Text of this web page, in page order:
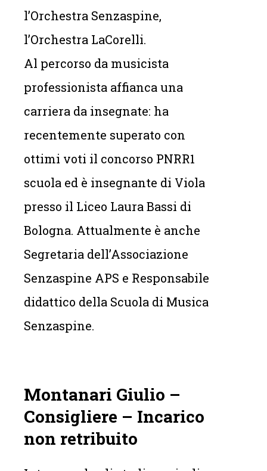
l’Orchestra Senzaspine,
l’Orchestra LaCorelli.
Al percorso da musicista
professionista affianca una
carriera da insegnate: ha
recentemente superato con
ottimi voti il concorso PNRR1
scuola ed è insegnante di Viola
presso il Liceo Laura Bassi di
Bologna. Attualmente è anche
Segretaria dell’Associazione
Senzaspine APS e Responsabile
didattico della Scuola di Musica
Senzaspine.
Montanari Giulio –
Consigliere – Incarico
non retribuito